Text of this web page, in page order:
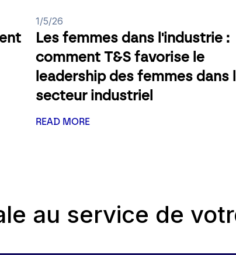
1/5/26
Les femmes dans l'industrie :
comment T&S favorise le
leadership des femmes dans
secteur industriel
READ MORE
au service de